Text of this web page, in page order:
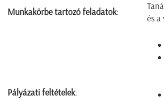
Munkakörbe tartozó feladatok:
és
Pályázati feltételek: